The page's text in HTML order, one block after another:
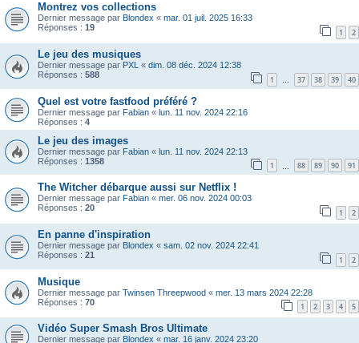
Montrez vos collections
Dernier message par Blondex « mar. 01 juil. 2025 16:33
Réponses : 19 1 2
Le jeu des musiques
Dernier message par PXL « dim. 08 déc. 2024 12:38
Réponses : 588 1 … 37 38 39 40
Quel est votre fastfood préféré ?
Dernier message par Fabian « lun. 11 nov. 2024 22:16
Réponses : 4
Le jeu des images
Dernier message par Fabian « lun. 11 nov. 2024 22:13
Réponses : 1358 1 88 89 90 91
The Witcher débarque aussi sur Netflix !
Dernier message par Fabian « mer. 06 nov. 2024 00:03
Réponses : 20 1 2
En panne d'inspiration
Dernier message par Blondex « sam. 02 nov. 2024 22:41
Réponses : 21 1 2
Musique
Dernier message par Twinsen Threepwood « mer. 13 mars 2024 22:28
Réponses : 70 1 2 3 4 5
Vidéo Super Smash Bros Ultimate
Dernier message par Blondex « mar. 16 janv. 2024 23:20